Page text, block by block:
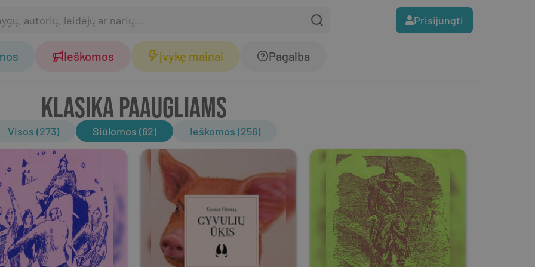
Prisijungti
Ieškomos Įvykę mainai Pagalba
KLASIKA PAAUGLIAMS
Visos (273) Siūlomos (62) Ieškomos (256)